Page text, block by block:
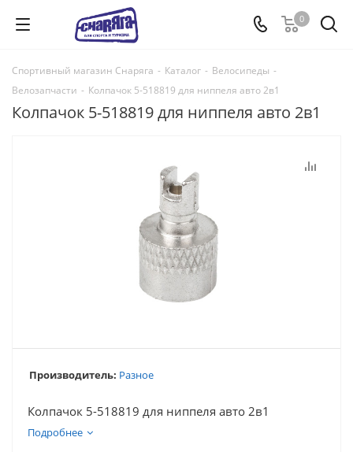
0
Спортивный магазин Снаряга - Каталог - Велосипеды -
Велозапчасти - Колпачок 5-518819 для ниппеля авто 2в1
Колпачок 5-518819 для ниппеля авто 2в1
Производитель: Разное
Колпачок 5-518819 для ниппеля авто 2в1
Подробнее